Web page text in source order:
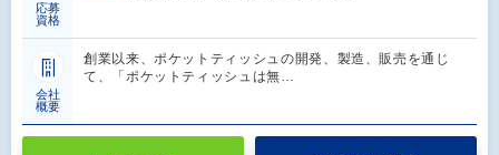
応募
資格
会社
概要
創業以来、ポケットティッシュの開発、製造、販売を通じ
て、「ポケットティッシュは無…